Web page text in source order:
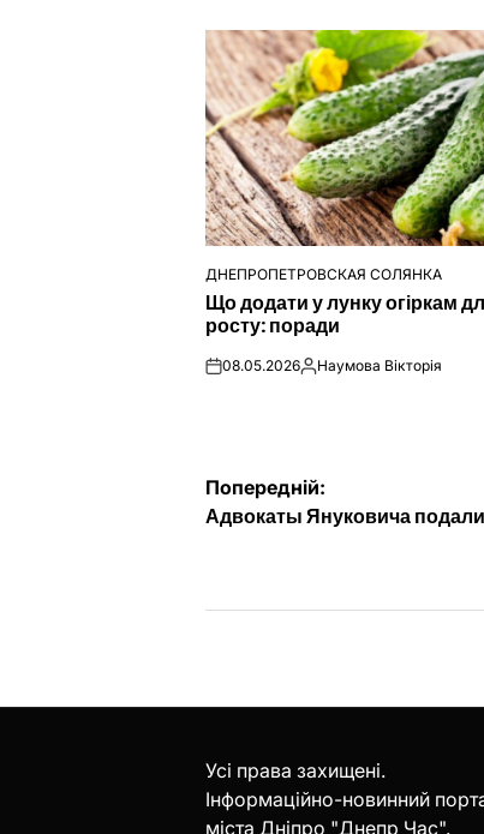
ОПУБЛІКУВАТИ
У
ДНЕПРОПЕТРОВСКАЯ СОЛЯНКА
Що додати у лунку огіркам
росту: поради
on08.05.2026Опубліковано
Наумова Вікторія
Навігація
Попередній:
Адвокаты Януковича
Усі права захищені.
Інформаційно-новинний
міста Дніпро "Днепр Час".